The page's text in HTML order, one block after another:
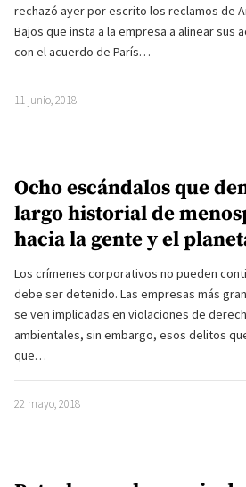
rechazó ayer por escrito los reclamos de
Bajos que insta a la empresa a alinear sus
con el acuerdo de París…
11 junio, 2018
Ocho escándalos que
largo historial de
hacia la gente y el
Los crímenes corporativos no pueden
debe ser detenido. Las empresas más
se ven implicadas en violaciones de
ambientales, sin embargo, esos delitos
que…
22 mayo, 2018